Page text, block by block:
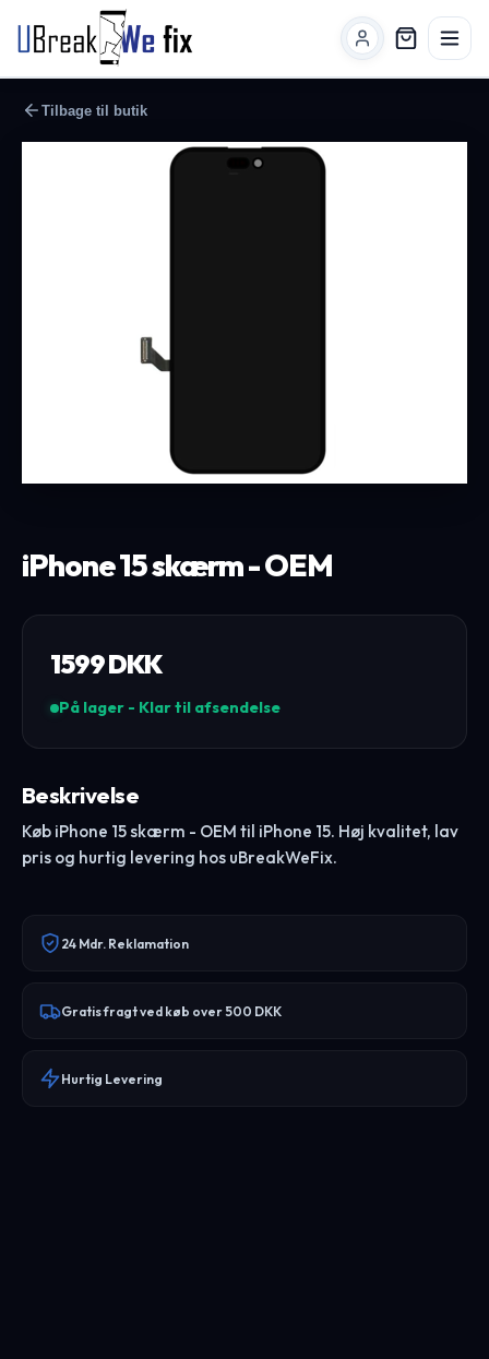
Tilbage til butik
iPhone 15 skærm - OEM
1599DKK
På lager - Klar til afsendelse
Beskrivelse
Køb iPhone 15 skærm - OEM til iPhone 15. Høj kvalitet, lav
pris og hurtig levering hos uBreakWeFix.
24 Mdr. Reklamation
Gratis fragt ved køb over 500 DKK
Hurtig Levering